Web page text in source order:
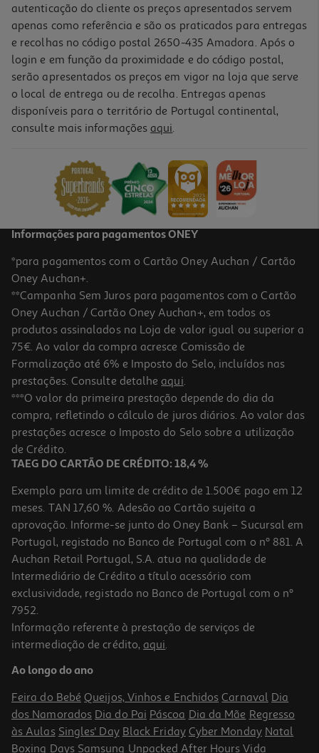
Granola Salutem Frutos Vermelhos 350g
4.8
Granola Cem Porcento Cereais Dourados 350g
9.97 €/Kg
3,49 €
Granola Salutem Superior S/adição Açúcar 350g
12.83 €/Kg
4,49 €
autenticação do cliente os preços apresentados servem
apenas como referência e são os praticados para entregas
e recolhas no código postal 2650-435 Amadora. Após o
login e em função da proximidade e do código postal,
serão apresentados os preços em vigor na loja que serve
o local de entrega ou de recolha. Entregas apenas
disponíveis para o território de Portugal continental,
consulte mais informações aqui.
Informações para pagamentos ONEY
*para pagamentos com o Cartão Oney Auchan / Cartão
Oney Auchan+.
**Campanha Sem Juros para pagamentos com o Cartão
Oney Auchan / Cartão Oney Auchan+, em todos os
produtos assinalados na Loja de valor igual ou superior a
75€. Ao valor da compra acresce Comissão de
Formalização até 6% e Imposto do Selo, incluídos nas
prestações. Consulte detalhe aqui.
***O valor da primeira prestação depende do dia da
compra, refletindo o cálculo de juros diários. Ao valor das
prestações acresce o Imposto do Selo sobre a utilização
de Crédito.
TAEG DO CARTÃO DE CRÉDITO: 18,4 %
Exemplo para um limite de crédito de 1.500€ pago em 12
meses. TAN 17,60 %. Adesão ao Cartão sujeita a
aprovação. Informe-se junto do Oney Bank – Sucursal em
Portugal, registado no Banco de Portugal com o nº 881. A
Auchan Retail Portugal, S.A. atua na qualidade de
Intermediário de Crédito a título acessório com
exclusividade, registado no Banco de Portugal com o nº
7952.
Informação referente à prestação de serviços de
intermediação de crédito, aqui.
Ao longo do ano
Feira do Bebé Queijos, Vinhos e Enchidos Carnaval Dia
dos Namorados Dia do Pai Páscoa Dia da Mãe Regresso
às Aulas Singles' Day Black Friday Cyber Monday Natal
Boxing Days Samsung Unpacked After Hours Vida